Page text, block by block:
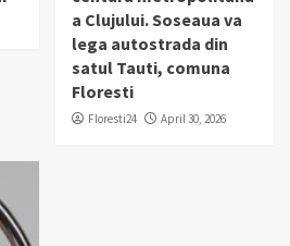
a Clujului. Soseaua va
lega autostrada din
satul Tauti, comuna
Floresti
Floresti24 April 30, 2026